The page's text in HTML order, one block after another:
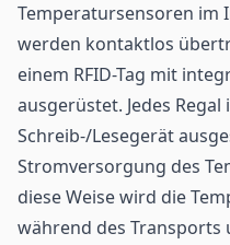
Temperatursensoren im
werden kontaktlos
einem RFID-Tag mit
ausgerüstet. Jedes Regal
Schreib-/Lesegerät
Stromversorgung des
diese Weise wird die
während des Transports